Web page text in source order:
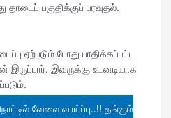
பகுதிக்குப் பரவுதல்.
ஏற்படும் போது பாதிக்கப்பட்ட
இருப்பார். இவருக்கு உடனடியாக
வேலை வாய்ப்பு..!! தங்கும்